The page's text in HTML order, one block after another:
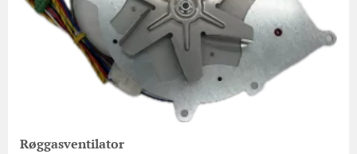
Røggasventilator